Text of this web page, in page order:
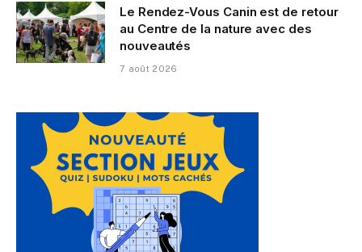
Le Rendez-Vous Canin est de retour
au Centre de la nature avec des
nouveautés
7 août 2026